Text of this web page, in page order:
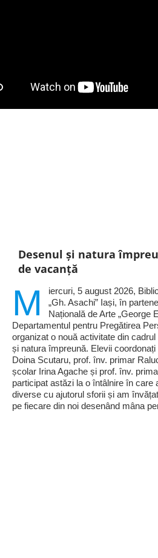
Desenul și natura
de vacanță
M
iercuri, 5 august 2026,
„Gh. Asachi” Iași, în
Națională de Arte „George
Departamentul pentru Pregătirea
organizat o nouă activitate din
și natura împreună. Elevii
Doina Scutaru, prof. înv. primar
școlar Irina Agache și prof. înv.
participat astăzi la o întâlnire în care
diverse cu ajutorul sforii și am
pe fiecare din noi desenând mâna